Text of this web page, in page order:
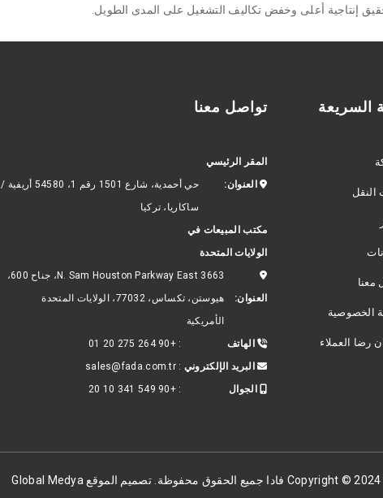
إنتاجية أعلى وخفض تكاليف التشغيل على المدى الطويل.
السريعة
النقل
معنا
الخصوصية
رضا العملاء
تواصل معنا
المقر الرئيسي
العنوان:
حي أحمدية، شارع 1501 رقم 1، 54580 أريفية /
ساكاريا، تركيا
مكتب المبيعات في
الولايات المتحدة
العنوان:
3663 N. Sam Houston Parkway East، جناح 600،
هيوستن، تكساس، 77032، الولايات المتحدة
الأمريكية
الهاتف
:
+90 264 275 20 01
البريد الإلكتروني :
sales@fada.com.tr
الجوال
:
+90 549 341 10 20
Copyright © 2024 فادا جميع الحقوق محفوظة. تصميم الموقع Global Medya